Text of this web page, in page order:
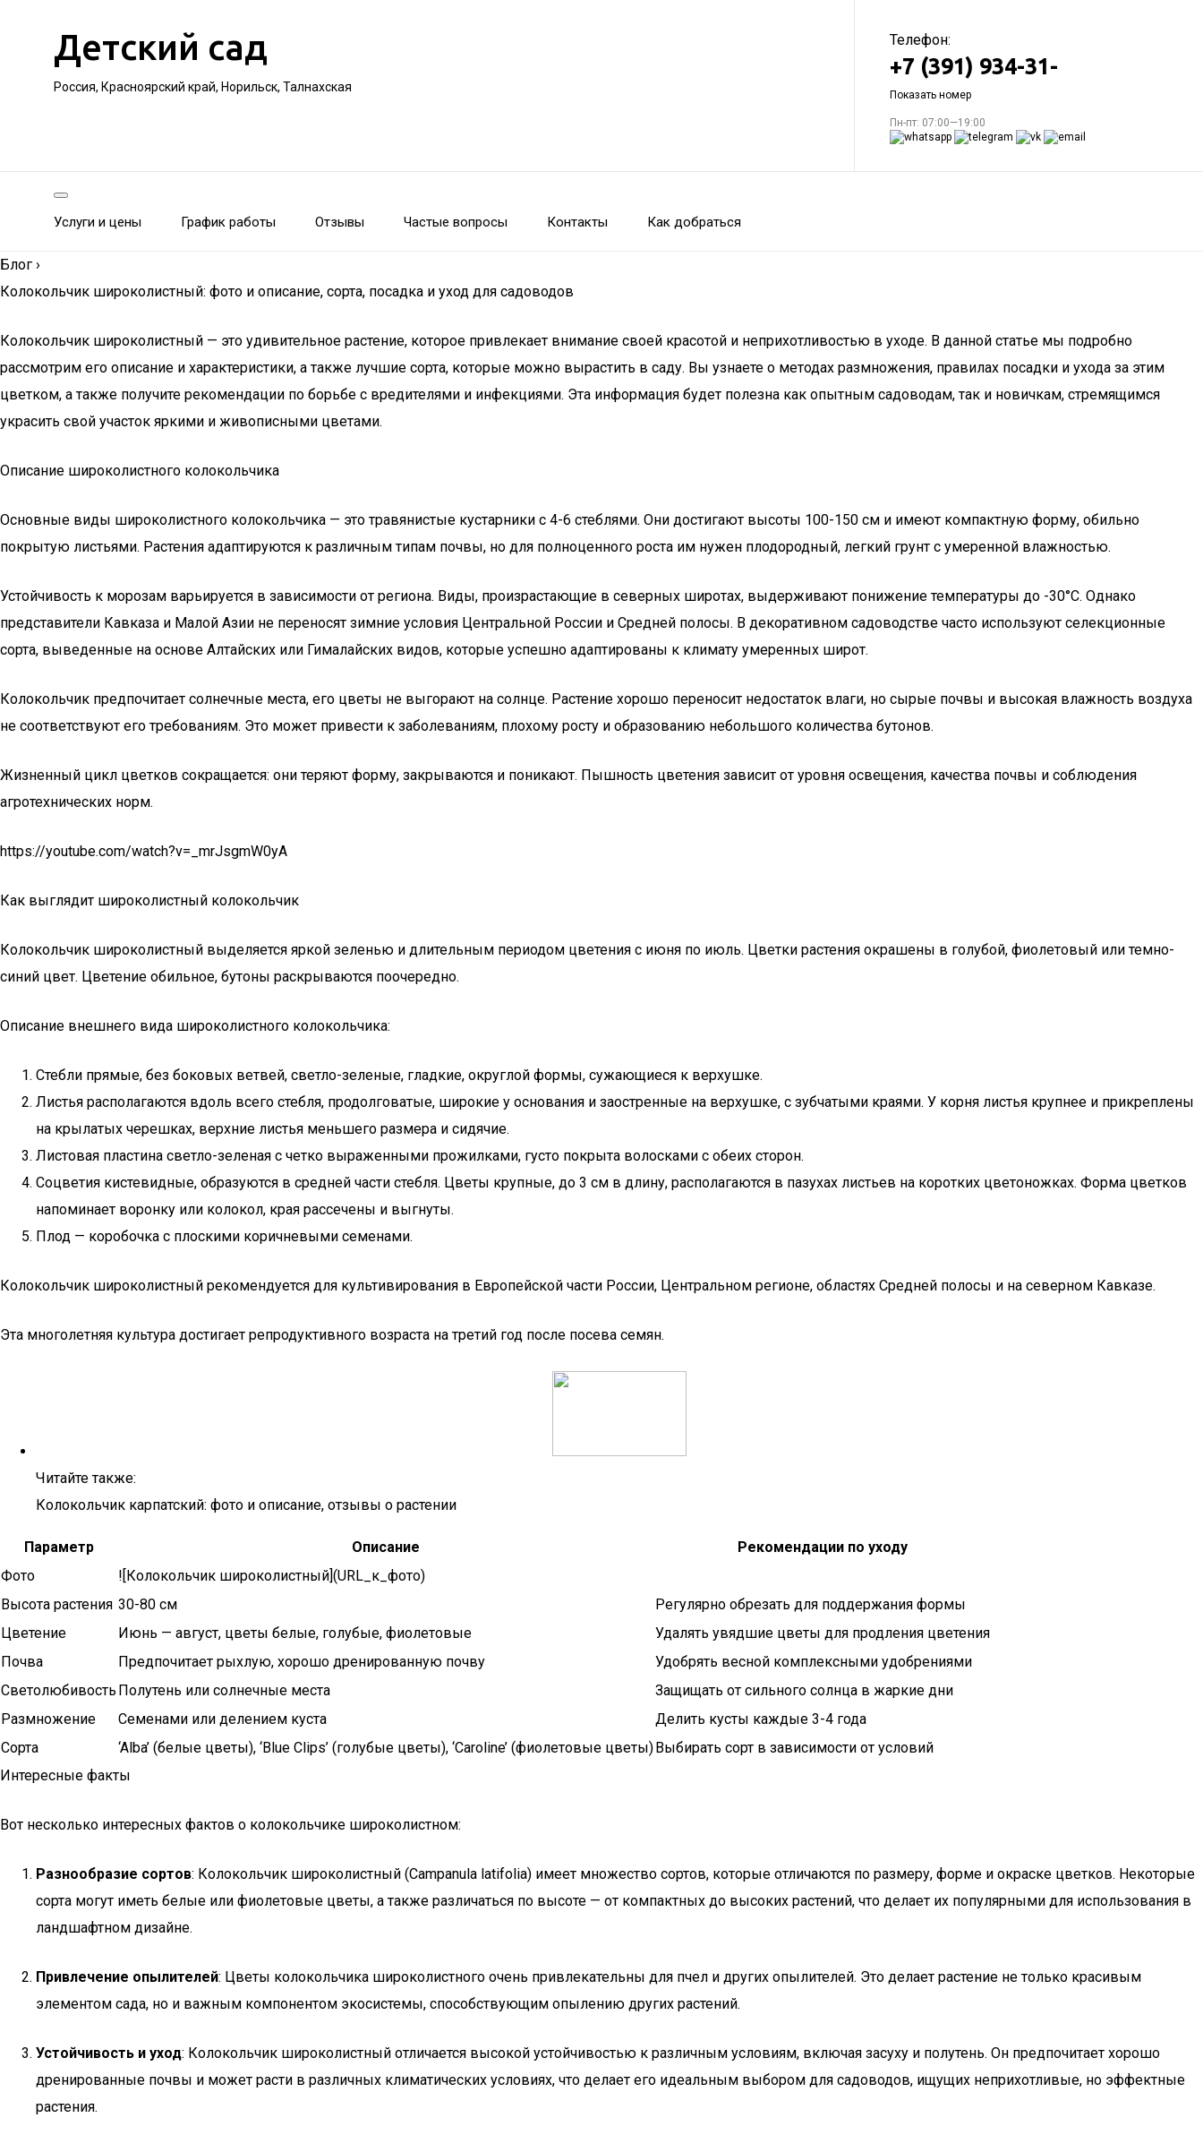
Детский сад
Россия, Красноярский край, Норильск, Талнахская
Телефон:
+7 (391) 934-31-
Показать номер
Пн-пт: 07:00—19:00
Услуги и цены График работы Отзывы Частые вопросы Контакты Как добраться
Блог ›
Колокольчик широколистный: фото и описание, сорта, посадка и уход для садоводов
Колокольчик широколистный — это удивительное растение, которое привлекает внимание своей красотой и неприхотливостью в уходе. В данной статье мы подробно
рассмотрим его описание и характеристики, а также лучшие сорта, которые можно вырастить в саду. Вы узнаете о методах размножения, правилах посадки и ухода за этим
цветком, а также получите рекомендации по борьбе с вредителями и инфекциями. Эта информация будет полезна как опытным садоводам, так и новичкам, стремящимся
украсить свой участок яркими и живописными цветами.
Описание широколистного колокольчика
Основные виды широколистного колокольчика — это травянистые кустарники с 4-6 стеблями. Они достигают высоты 100-150 см и имеют компактную форму, обильно
покрытую листьями. Растения адаптируются к различным типам почвы, но для полноценного роста им нужен плодородный, легкий грунт с умеренной влажностью.
Устойчивость к морозам варьируется в зависимости от региона. Виды, произрастающие в северных широтах, выдерживают понижение температуры до -30°C. Однако
представители Кавказа и Малой Азии не переносят зимние условия Центральной России и Средней полосы. В декоративном садоводстве часто используют селекционные
сорта, выведенные на основе Алтайских или Гималайских видов, которые успешно адаптированы к климату умеренных широт.
Колокольчик предпочитает солнечные места, его цветы не выгорают на солнце. Растение хорошо переносит недостаток влаги, но сырые почвы и высокая влажность воздуха
не соответствуют его требованиям. Это может привести к заболеваниям, плохому росту и образованию небольшого количества бутонов.
Жизненный цикл цветков сокращается: они теряют форму, закрываются и поникают. Пышность цветения зависит от уровня освещения, качества почвы и соблюдения
агротехнических норм.
https://youtube.com/watch?v=_mrJsgmW0yA
Как выглядит широколистный колокольчик
Колокольчик широколистный выделяется яркой зеленью и длительным периодом цветения с июня по июль. Цветки растения окрашены в голубой, фиолетовый или темно-
синий цвет. Цветение обильное, бутоны раскрываются поочередно.
Описание внешнего вида широколистного колокольчика:
Стебли прямые, без боковых ветвей, светло-зеленые, гладкие, округлой формы, сужающиеся к верхушке.
Листья располагаются вдоль всего стебля, продолговатые, широкие у основания и заостренные на верхушке, с зубчатыми краями. У корня листья крупнее и прикреплены
на крылатых черешках, верхние листья меньшего размера и сидячие.
Листовая пластина светло-зеленая с четко выраженными прожилками, густо покрыта волосками с обеих сторон.
Соцветия кистевидные, образуются в средней части стебля. Цветы крупные, до 3 см в длину, располагаются в пазухах листьев на коротких цветоножках. Форма цветков
напоминает воронку или колокол, края рассечены и выгнуты.
Плод — коробочка с плоскими коричневыми семенами.
Колокольчик широколистный рекомендуется для культивирования в Европейской части России, Центральном регионе, областях Средней полосы и на северном Кавказе.
Эта многолетняя культура достигает репродуктивного возраста на третий год после посева семян.
Читайте также:
Колокольчик карпатский: фото и описание, отзывы о растении
Параметр Описание
Рекомендации по уходу
Фото
![Колокольчик широколистный](URL_к_фото)
Высота растения 30-80 см
Регулярно обрезать для поддержания формы
Цветение
Июнь — август, цветы белые, голубые, фиолетовые
Удалять увядшие цветы для продления цветения
Почва
Предпочитает рыхлую, хорошо дренированную почву
Удобрять весной комплексными удобрениями
Светолюбивость Полутень или солнечные места
Защищать от сильного солнца в жаркие дни
Размножение
Семенами или делением куста
Делить кусты каждые 3-4 года
Сорта
‘Alba’ (белые цветы), ‘Blue Clips’ (голубые цветы), ‘Caroline’ (фиолетовые цветы)Выбирать сорт в зависимости от условий
Интересные факты
Вот несколько интересных фактов о колокольчике широколистном:
Разнообразие сортов: Колокольчик широколистный (Campanula latifolia) имеет множество сортов, которые отличаются по размеру, форме и окраске цветков. Некоторые
сорта могут иметь белые или фиолетовые цветы, а также различаться по высоте — от компактных до высоких растений, что делает их популярными для использования в
ландшафтном дизайне.
Привлечение опылителей: Цветы колокольчика широколистного очень привлекательны для пчел и других опылителей. Это делает растение не только красивым
элементом сада, но и важным компонентом экосистемы, способствующим опылению других растений.
Устойчивость и уход: Колокольчик широколистный отличается высокой устойчивостью к различным условиям, включая засуху и полутень. Он предпочитает хорошо
дренированные почвы и может расти в различных климатических условиях, что делает его идеальным выбором для садоводов, ищущих неприхотливые, но эффектные
растения.